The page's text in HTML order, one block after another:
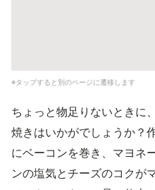
※タップすると別のページに遷移します
ちょっと物足りないときに
焼きはいかがでしょうか？
にベーコンを巻き、マヨネ
ンの塩気とチーズのコクが